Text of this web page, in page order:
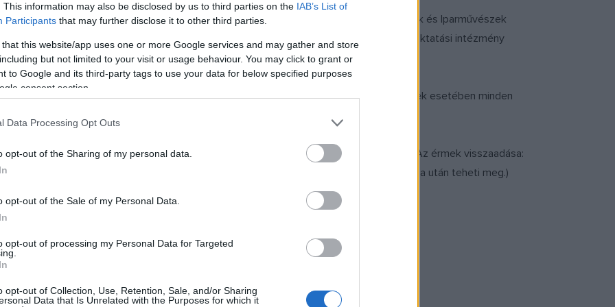
This information may also be disclosed by us to third parties on the IAB’s List of
Participants that may further disclose it to other third parties.
that this website/app uses one or more Google services and may gather and store
but not limited to your visit or usage behaviour. You may click to grant or
to Google and its third-party tags to use your data for below specified purposes
consent section.
Data Processing Opt Outs
opt-out of the Sharing of my personal data.
opt-out of the Sale of my Personal Data.
opt-out of processing my Personal Data for Targeted
opt-out of Collection, Use, Retention, Sale, and/or Sharing
Data that Is Unrelated with the Purposes for which it
tagja a Magyar Alkotóművészek Országos Egyesületének, a Magyar Képzőművészek és Iparművészek
Egyesületének, a Fiatal Képzőművészek Stúdiója Egyesületnek, illetve művészeti felsőoktatási intézmény
készült érem (a sorozat minden darabja külön éremnek számít, kétoldalas érmek esetében minden
méret: 150 x 150 x 150 mm.
nem tudjuk kiállítani. Az érmek beadása: 2013. április 15-16. (hétfő-kedd, 9-15 óráig). Az érmek visszaadása:
ebben az időpontban a kiállításra szánt anyagát nem viszi el, azt csak a kiállítás bezárása után teheti meg.)
Lektorátus, 1014 Budapest I. Úri u. 54-56.